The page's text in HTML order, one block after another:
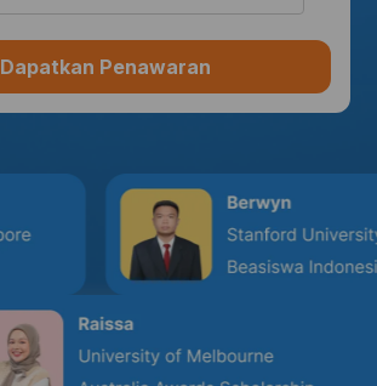
Dapatkan Penawaran